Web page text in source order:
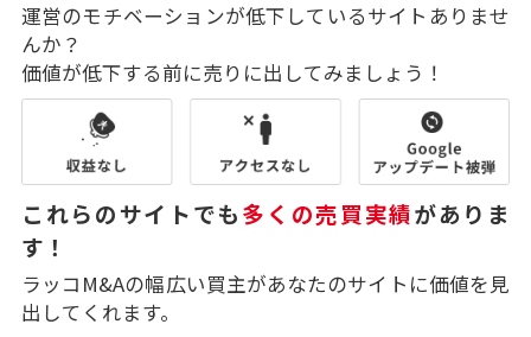
運営のモチベーションが低下しているサイトありませ
んか？
価値が低下する前に売りに出してみましょう！
これらのサイトでも多くの売買実績がありま
す！
ラッコM&Aの幅広い買主があなたのサイトに価値を見
出してくれます。